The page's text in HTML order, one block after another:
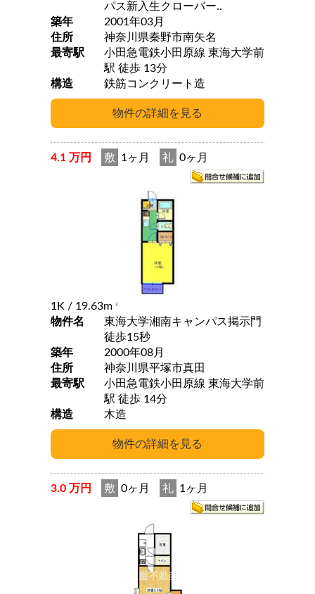
パス新入生クローバー..
築年
2001年03月
住所
神奈川県秦野市南矢名
最寄駅
小田急電鉄小田原線 東海大学前
駅 徒歩 13分
構造
鉄筋コンクリート造
4.1 万円 敷 1ヶ月 礼 0ヶ月
1K / 19.63m 2
物件名
東海大学湘南キャンパス掲示門
徒歩15秒
築年
2000年08月
住所
神奈川県平塚市真田
最寄駅
小田急電鉄小田原線 東海大学前
駅 徒歩 14分
構造
木造
3.0 万円 敷 0ヶ月 礼 1ヶ月